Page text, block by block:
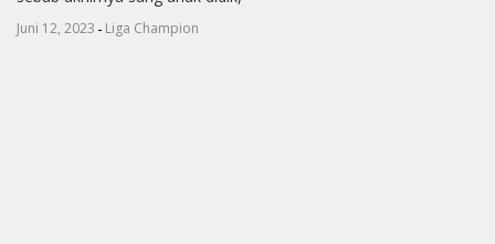
Juni 12, 2023 - Liga Champion